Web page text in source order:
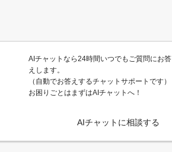
AIチャットなら24時間いつでもご質問にお答
えします。
（自動でお答えするチャットサポートです）
お困りごとはまずはAIチャットへ！
AIチャットに相談する